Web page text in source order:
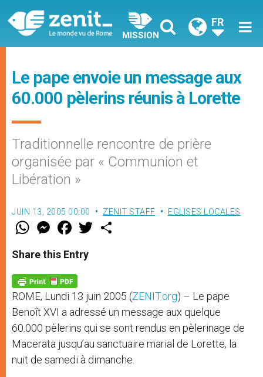
MISSION
FR
Le pape envoie un message aux
60.000 pèlerins réunis à Lorette
Traditionnelle rencontre de prière
organisée par « Communion et
Libération »
JUIN 13, 2005 00:00 ZENIT STAFF EGLISES LOCALES
W
t
s
p
p
M
e
s
e
g
e
r
F
a
e
b
o
k
w
Share this Entry
ROME, Lundi 13 juin 2005 (ZENIT.org) – Le pape
Benoît XVI a adressé un message aux quelque
60.000 pèlerins qui se sont rendus en pèlerinage de
Macerata jusqu’au sanctuaire marial de Lorette, la
nuit de samedi à dimanche.